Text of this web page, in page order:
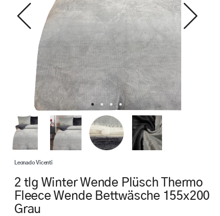
Leonado Vicenti
2 tlg Winter Wende Plüsch Thermo
Fleece Wende Bettwäsche 155x200
Grau